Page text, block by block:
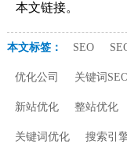
本文链接。
本文标签： SEO
优化公司 关键词
新站优化 整站优化
关键词优化 搜索引